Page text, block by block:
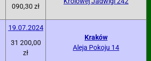
090,30 zł
19.07.2024
31 200,00
zł
Kraków
Aleja Pokoju 14